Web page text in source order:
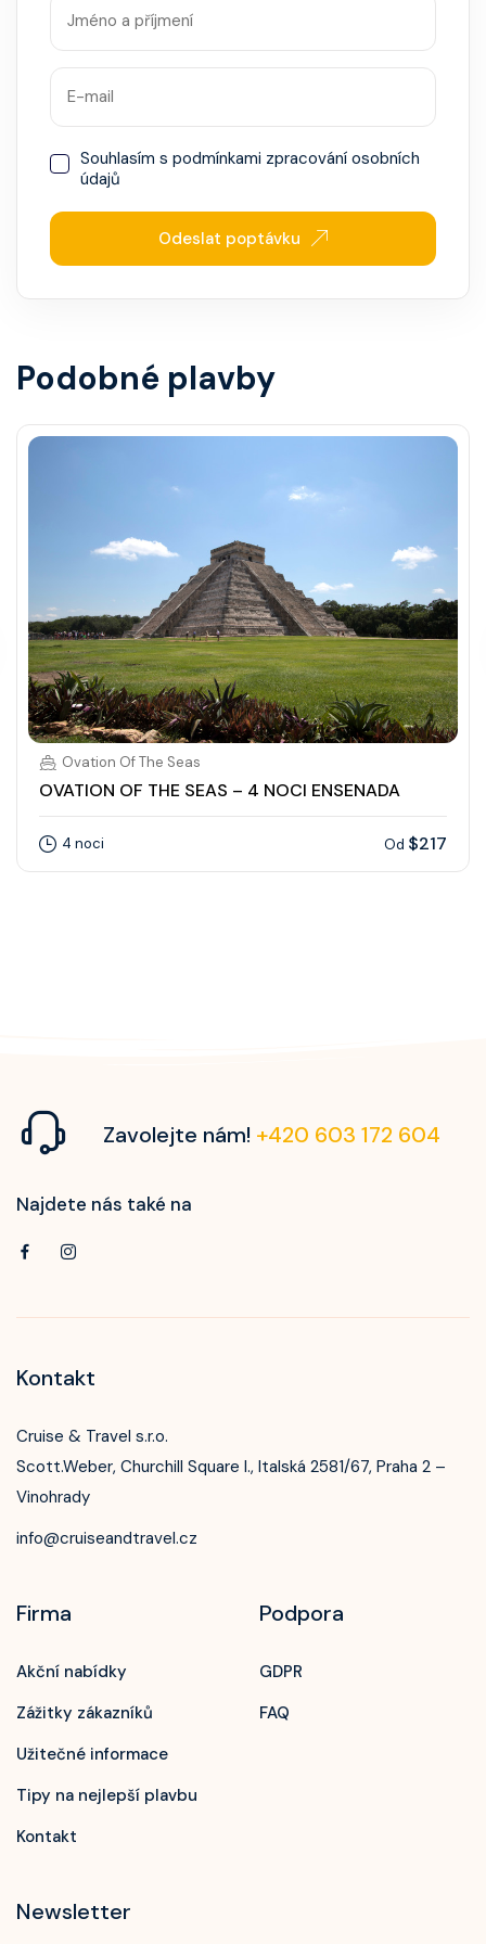
Souhlasím s podmínkami zpracování osobních
údajů
Odeslat poptávku
Podobné plavby
Ovation Of The Seas
OVATION OF THE SEAS – 4 NOCI ENSENADA
4 noci Od $217
Zavolejte nám! +420 603 172 604
Najdete nás také na
Kontakt
Cruise & Travel s.r.o.
Scott.Weber, Churchill Square I., Italská 2581/67, Praha 2 –
Vinohrady
info@cruiseandtravel.cz
Firma
Akční nabídky
Zážitky zákazníků
Užitečné informace
Tipy na nejlepší plavbu
Kontakt
Podpora
GDPR
FAQ
Newsletter